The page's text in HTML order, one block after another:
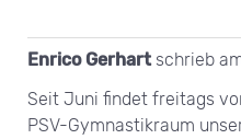
Enrico Gerhart schrieb
Seit Juni findet freitags
PSV-Gymnastikraum